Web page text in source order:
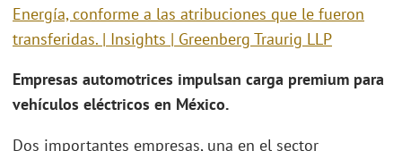
Energía, conforme a las atribuciones que le fueron
transferidas. | Insights | Greenberg Traurig LLP
Empresas automotrices impulsan carga premium para
vehículos eléctricos en México.
Dos importantes empresas, una en el sector